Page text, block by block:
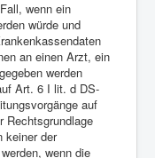
wenn ein
würde und
an einen Arzt, ein
werden
Art. 6 I lit. d DS-
auf
Rechtsgrundlage
keiner der
wenn die